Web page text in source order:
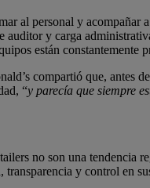
al personal y acompañar
auditor y carga
están constantemente
compartió que, antes
“y parecía que siempre
no son una
y control en